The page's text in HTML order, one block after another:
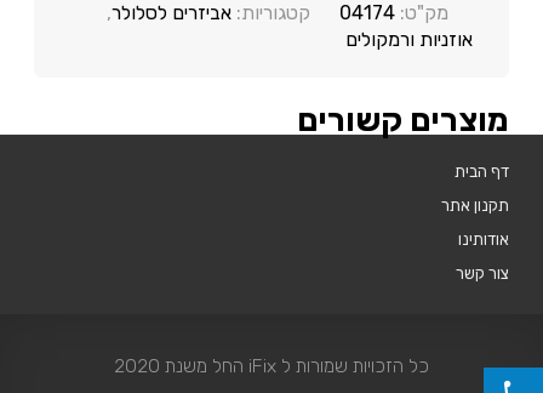
מק"ט:04174 קטגוריות:אביזרים לסלולר,
אוזניות ורמקולים
מוצרים קשורים
דף הבית
תקנון אתר
אודותינו
צור קשר
כל הזכויות שמורות ל iFix החל משנת 2020